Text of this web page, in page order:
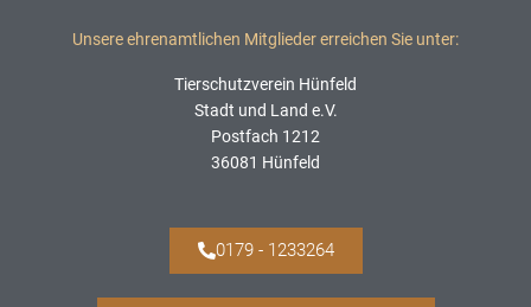
Unsere ehrenamtlichen Mitglieder erreichen Sie unter:
Tierschutzverein Hünfeld
Stadt und Land e.V.
Postfach 1212
36081 Hünfeld
0179 - 1233264